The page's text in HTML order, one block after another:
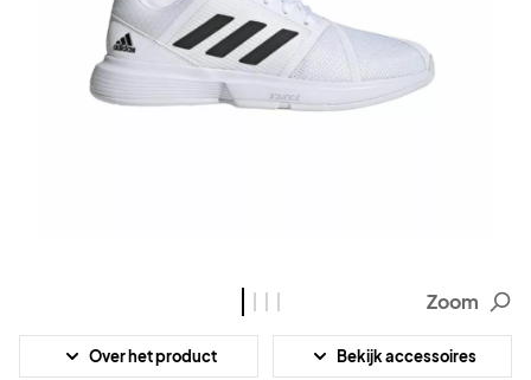
Zoom
Over het product Bekijk accessoires